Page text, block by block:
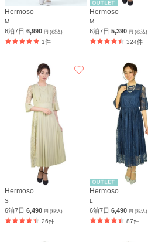
Hermoso
M
6泊7日 6,990 円 (税込)
1件
Hermoso
M
6泊7日5,390円 (税込)
324件
Hermoso
S
6泊7日 6,490 円 (税込)
26件
Hermoso
L
6泊7日6,490円 (税込)
87件